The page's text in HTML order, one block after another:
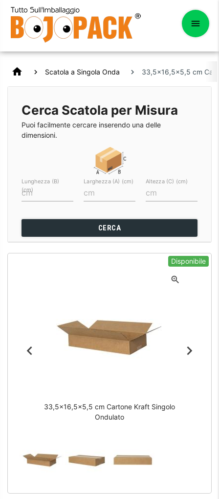
home Scatola a Singola Onda 33,5x16,5x5,5 cm
Cerca Scatola per Misura
Puoi facilmente cercare inserendo una delle
dimensioni.
Lunghezza (B)
(cm)
Larghezza (A) (cm) Altezza (C) (cm)
CERCA
Disponibile
33,5x16,5x5,5 cm Cartone Kraft Singolo
Ondulato